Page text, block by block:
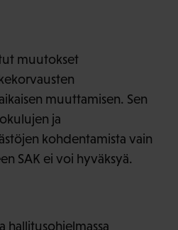
muutokset
muuttamisen. Sen
ja
kohdentamista vain
SAK ei voi hyväksyä.
hallitusohjelmassa